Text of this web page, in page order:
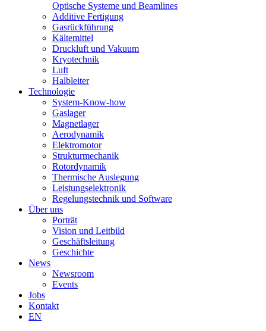
Optische Systeme und Beamlines
Additive Fertigung
Gasrückführung
Kältemittel
Druckluft und Vakuum
Kryotechnik
Luft
Halbleiter
Technologie
System-Know-how
Gaslager
Magnetlager
Aerodynamik
Elektromotor
Strukturmechanik
Rotordynamik
Thermische Auslegung
Leistungselektronik
Regelungstechnik und Software
Über uns
Porträt
Vision und Leitbild
Geschäftsleitung
Geschichte
News
Newsroom
Events
Jobs
Kontakt
EN